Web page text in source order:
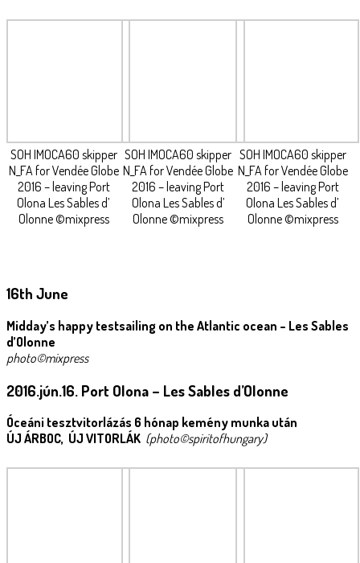
SOH IMOCA60 skipper
N_FA for Vendée Globe
2016 – leaving Port
Olona Les Sables d’
Olonne ©mixpress
SOH IMOCA60 skipper
N_FA for Vendée Globe
2016 – leaving Port
Olona Les Sables d’
Olonne ©mixpress
SOH IMOCA60 skipper
N_FA for Vendée Globe
2016 – leaving Port
Olona Les Sables d’
Olonne ©mixpress
16th June
Midday’s happy testsailing on the Atlantic ocean – Les Sables
d’Olonne
photo©mixpress
2016.jún.16. Port Olona – Les Sables d’Olonne
Óceáni tesztvitorlázás 6 hónap kemény munka után
ÚJ ÁRBOC, ÚJ VITORLÁK (photo©spiritofhungary)